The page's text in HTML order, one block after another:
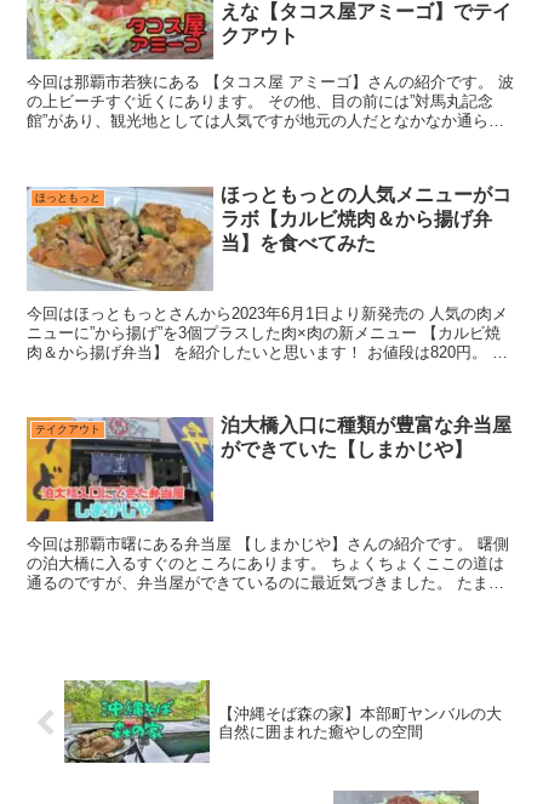
えな【タコス屋アミーゴ】でテイ
クアウト
今回は那覇市若狭にある 【タコス屋 アミーゴ】さんの紹介です。 波
の上ビーチすぐ近くにあります。 その他、目の前には”対馬丸記念
館”があり、観光地としては人気ですが地元の人だとなかなか通らな
ほっともっと
ほっともっとの人気メニューがコ
ラボ【カルビ焼肉＆から揚げ弁
当】を食べてみた
今回はほっともっとさんから2023年6月1日より新発売の 人気の肉メ
ニューに”から揚げ”を3個プラスした肉×肉の新メニュー 【カルビ焼
肉＆から揚げ弁当】 を紹介したいと思います！ お値段は820円。 こ
テイクアウト
泊大橋入口に種類が豊富な弁当屋
ができていた【しまかじや】
今回は那覇市曙にある弁当屋 【しまかじや】さんの紹介です。 曙側
の泊大橋に入るすぐのところにあります。 ちょくちょくここの道は
通るのですが、弁当屋ができているのに最近気づきました。 たまた
【沖縄そば森の家】本部町ヤンバルの大
自然に囲まれた癒やしの空間